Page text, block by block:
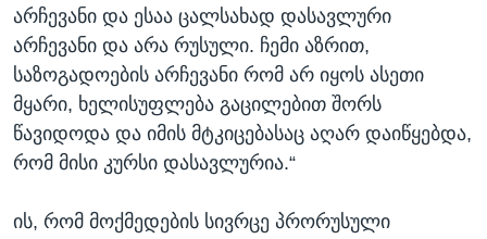
არჩევანი და ესაა ცალსახად დასავლური
არჩევანი და არა რუსული. ჩემი აზრით,
საზოგადოების არჩევანი რომ არ იყოს ასეთი
მყარი, ხელისუფლება გაცილებით შორს
წავიდოდა და იმის მტკიცებასაც აღარ დაიწყებდა,
რომ მისი კურსი დასავლურია.“
ის, რომ მოქმედების სივრცე პრორუსული